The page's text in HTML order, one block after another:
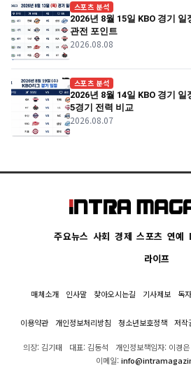
스포츠 분석
2026년 8월 15일 KBO 경기
관전 포인트
2026.08.08
스포츠 분석
2026년 8월 14일 KBO 경기 일
5경기 전력 비교
2026.08.07
주요뉴스 사회 경제 스포츠 연예
라이프
매체소개 인사말 찾아오시는길 기사제보 독
이용약관 개인정보처리방침 청소년보호정책 저작
의장: 김기태 대표: 김동석 개인정보책임자: 이경은
이메일: